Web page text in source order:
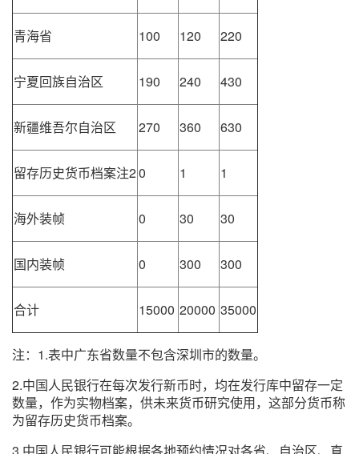
青海省 100 120 220
宁夏回族自治区 190 240 430
新疆维吾尔自治区 270 360 630
留存历史货币档案注20 1 1
海外装帧 0 30 30
国内装帧 0 300 300
合计 15000 20000 35000
注：1.表中广东省数量不包含深圳市的数量。
2.中国人民银行在每次发行新币时，均在发行库中留存一定
数量，作为实物档案，供未来货币研究使用，这部分货币称
为留存历史货币档案。